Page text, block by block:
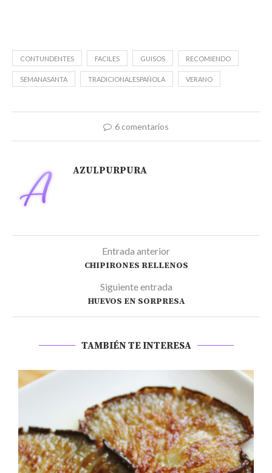
CONTUNDENTES FACILES GUISOS RECOMIENDO
SEMANASANTA TRADICIONALESPAÑOLA VERANO
6 comentarios
AZULPURPURA
Entrada anterior
CHIPIRONES RELLENOS
Siguiente entrada
HUEVOS EN SORPRESA
TAMBIÉN TE INTERESA